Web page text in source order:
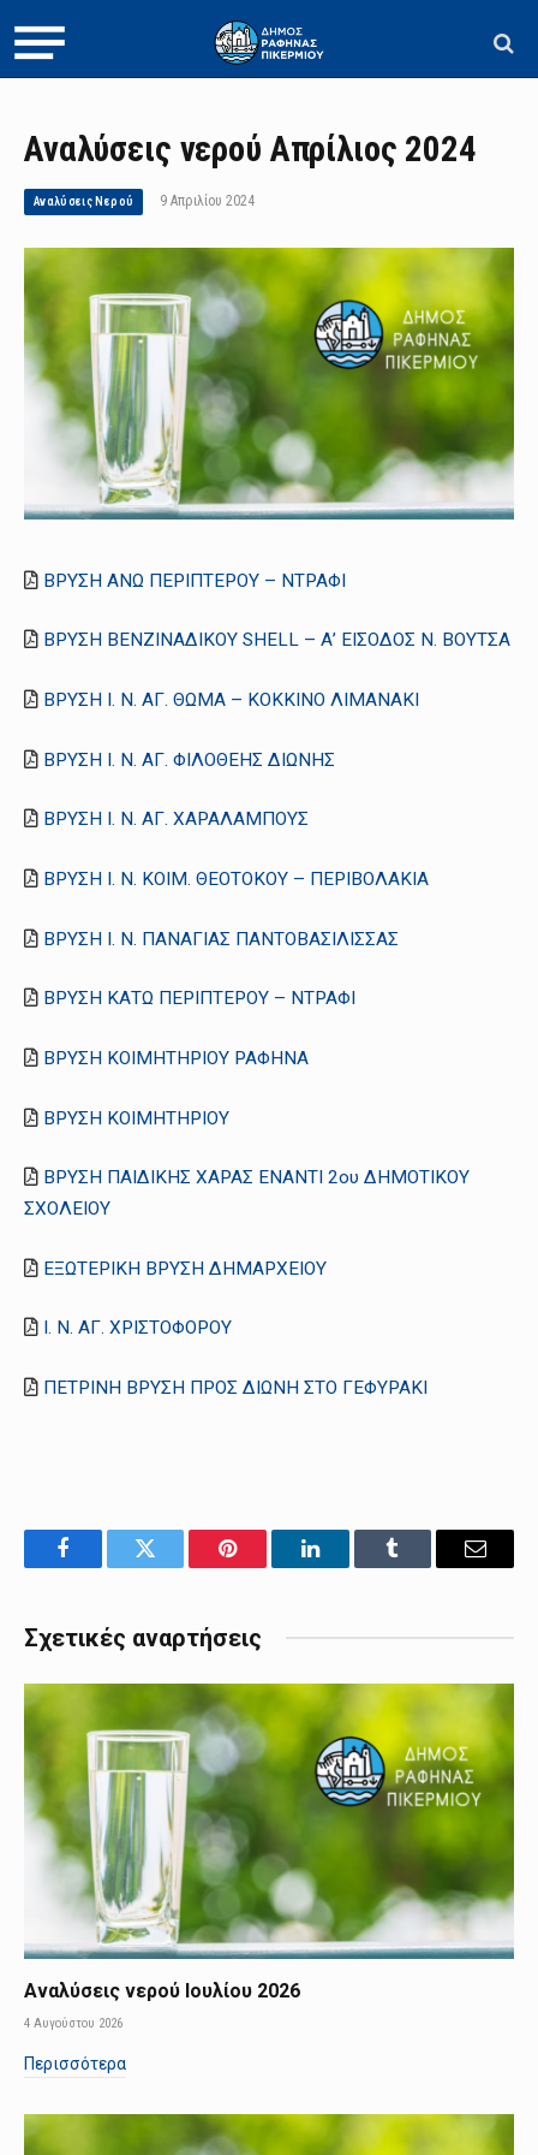
Αναλύσεις νερού Απρίλιος 2024
Αναλύσεις Νερού 9 Απριλίου 2024
ΒΡΥΣΗ ΑΝΩ ΠΕΡΙΠΤΕΡΟΥ – ΝΤΡΑΦΙ
ΒΡΥΣΗ ΒΕΝΖΙΝΑΔΙΚΟΥ SHELL – Α’ ΕΙΣΟΔΟΣ Ν. ΒΟΥΤΣΑ
ΒΡΥΣΗ Ι. Ν. ΑΓ. ΘΩΜΑ – ΚΟΚΚΙΝΟ ΛΙΜΑΝΑΚΙ
ΒΡΥΣΗ Ι. Ν. ΑΓ. ΦΙΛΟΘΕΗΣ ΔΙΩΝΗΣ
ΒΡΥΣΗ Ι. Ν. ΑΓ. ΧΑΡΑΛΑΜΠΟΥΣ
ΒΡΥΣΗ Ι. Ν. ΚΟΙΜ. ΘΕΟΤΟΚΟΥ – ΠΕΡΙΒΟΛΑΚΙΑ
ΒΡΥΣΗ Ι. Ν. ΠΑΝΑΓΙΑΣ ΠΑΝΤΟΒΑΣΙΛΙΣΣΑΣ
ΒΡΥΣΗ ΚΑΤΩ ΠΕΡΙΠΤΕΡΟΥ – ΝΤΡΑΦΙ
ΒΡΥΣΗ ΚΟΙΜΗΤΗΡΙΟΥ ΡΑΦΗΝΑ
ΒΡΥΣΗ ΚΟΙΜΗΤΗΡΙΟΥ
ΒΡΥΣΗ ΠΑΙΔΙΚΗΣ ΧΑΡΑΣ ΕΝΑΝΤΙ 2ου ΔΗΜΟΤΙΚΟΥ
ΣΧΟΛΕΙΟΥ
ΕΞΩΤΕΡΙΚΗ ΒΡΥΣΗ ΔΗΜΑΡΧΕΙΟΥ
Ι. Ν. ΑΓ. ΧΡΙΣΤΟΦΟΡΟΥ
ΠΕΤΡΙΝΗ ΒΡΥΣΗ ΠΡΟΣ ΔΙΩΝΗ ΣΤΟ ΓΕΦΥΡΑΚΙ
FacebookTwitter Pinterest LinkedInTumblr Email
Σχετικές αναρτήσεις
Αναλύσεις νερού Ιουλίου 2026
4 Αυγούστου 2026
Περισσότερα